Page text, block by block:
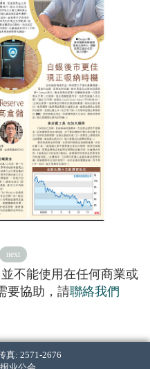
next
不能使用在任何商業或
要協助，請聯絡我們
真: 2571-2676